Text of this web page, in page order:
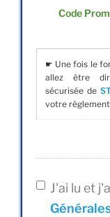
Code
☛ Une fois le
allez être
sécurisée de
votre
J'ai lu et